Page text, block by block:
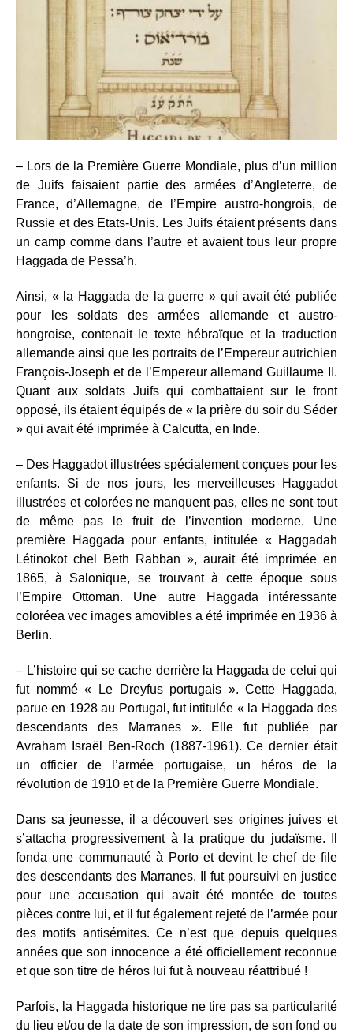
– Lors de la Première Guerre Mondiale, plus d’un million
de Juifs faisaient partie des armées d’Angleterre, de
France, d’Allemagne, de l’Empire austro-hongrois, de
Russie et des Etats-Unis. Les Juifs étaient présents dans
un camp comme dans l’autre et avaient tous leur propre
Haggada de Pessa’h.
Ainsi, « la Haggada de la guerre » qui avait été publiée
pour les soldats des armées allemande et austro-
hongroise, contenait le texte hébraïque et la traduction
allemande ainsi que les portraits de l’Empereur autrichien
François-Joseph et de l’Empereur allemand Guillaume II.
Quant aux soldats Juifs qui combattaient sur le front
opposé, ils étaient équipés de « la prière du soir du Séder
» qui avait été imprimée à Calcutta, en Inde.
– Des Haggadot illustrées spécialement conçues pour les
enfants. Si de nos jours, les merveilleuses Haggadot
illustrées et colorées ne manquent pas, elles ne sont tout
de même pas le fruit de l’invention moderne. Une
première Haggada pour enfants, intitulée « Haggadah
Létinokot chel Beth Rabban », aurait été imprimée en
1865, à Salonique, se trouvant à cette époque sous
l’Empire Ottoman. Une autre Haggada intéressante
coloréea vec images amovibles a été imprimée en 1936 à
Berlin.
– L’histoire qui se cache derrière la Haggada de celui qui
fut nommé « Le Dreyfus portugais ». Cette Haggada,
parue en 1928 au Portugal, fut intitulée « la Haggada des
descendants des Marranes ». Elle fut publiée par
Avraham Israël Ben-Roch (1887-1961). Ce dernier était
un officier de l’armée portugaise, un héros de la
révolution de 1910 et de la Première Guerre Mondiale.
Dans sa jeunesse, il a découvert ses origines juives et
s’attacha progressivement à la pratique du judaïsme. Il
fonda une communauté à Porto et devint le chef de file
des descendants des Marranes. Il fut poursuivi en justice
pour une accusation qui avait été montée de toutes
pièces contre lui, et il fut également rejeté de l’armée pour
des motifs antisémites. Ce n’est que depuis quelques
années que son innocence a été officiellement reconnue
et que son titre de héros lui fut à nouveau réattribué !
Parfois, la Haggada historique ne tire pas sa particularité
du lieu et/ou de la date de son impression, de son fond ou